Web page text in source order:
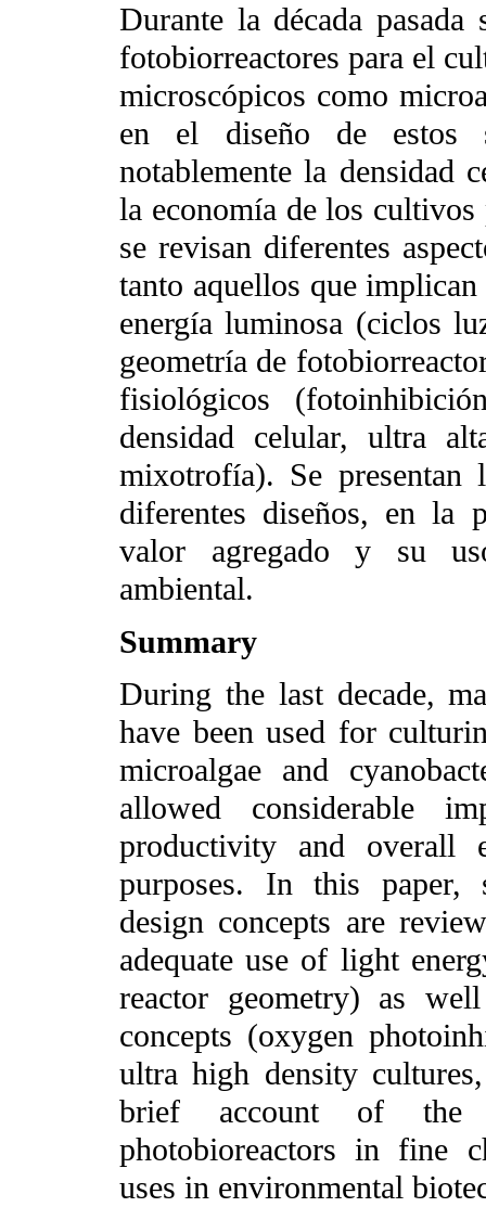
Durante la década
fotobiorreactores para el
microscópicos como
en el diseño de estos
notablemente la densidad
la economía de los
se revisan diferentes
tanto aquellos que
energía luminosa (ciclos
geometría de
fisiológicos
densidad celular, ultra
mixotrofía). Se presentan
diferentes diseños, en la
valor agregado y su
ambiental.
Summary
During the last decade,
have been used for
microalgae and
allowed considerable
productivity and overall
purposes. In this paper,
design concepts are
adequate use of light
reactor geometry) as
concepts (oxygen
ultra high density
brief account of the
photobioreactors in fine
uses in environmental